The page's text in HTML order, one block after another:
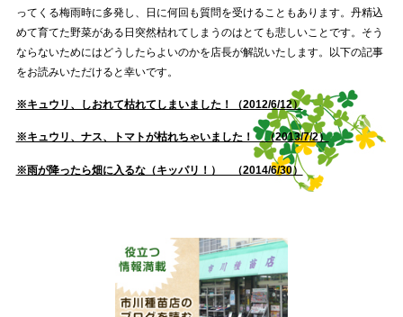
ってくる梅雨時に多発し、日に何回も質問を受けることもあります。丹精込
めて育てた野菜がある日突然枯れてしまうのはとても悲しいことです。そう
ならないためにはどうしたらよいのかを店長が解説いたします。以下の記事
をお読みいただけると幸いです。
※キュウリ、しおれて枯れてしまいました！（2012/6/12）
※キュウリ、ナス、トマトが枯れちゃいました！ （2013/7/2）
※雨が降ったら畑に入るな（キッパリ！） （2014/6/30）